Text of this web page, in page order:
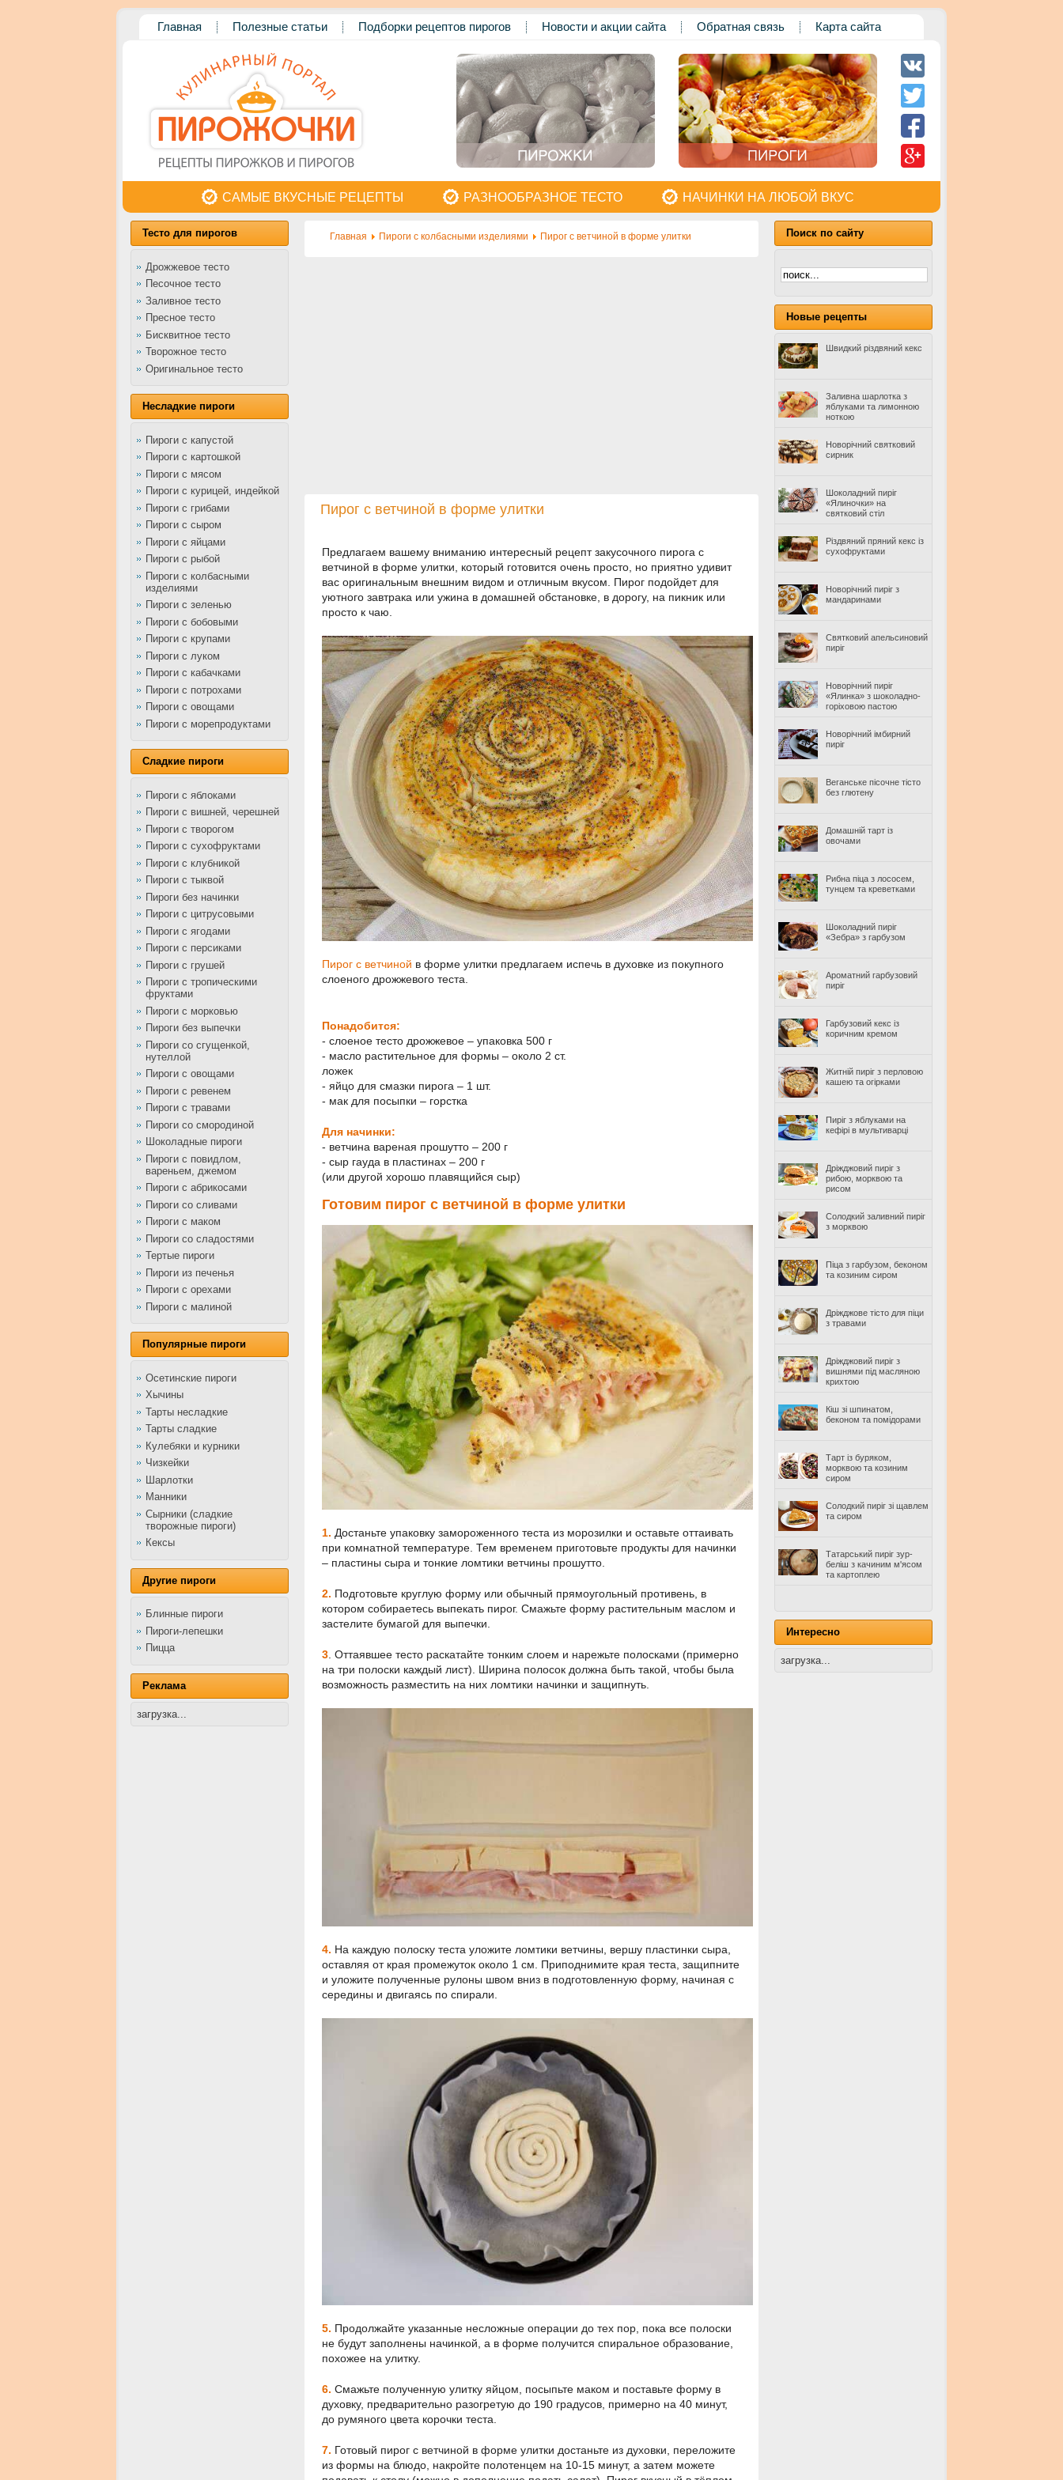
Главная Полезные статьи Подборки рецептов пирогов Новости и акции сайта Обратная связь Карта сайта
САМЫЕ ВКУСНЫЕ РЕЦЕПТЫ РАЗНООБРАЗНОЕ ТЕСТО НАЧИНКИ НА ЛЮБОЙ ВКУС
Тесто для пирогов
Дрожжевое тесто
Песочное тесто
Заливное тесто
Пресное тесто
Бисквитное тесто
Творожное тесто
Оригинальное тесто
Несладкие пироги
Пироги с капустой
Пироги с картошкой
Пироги с мясом
Пироги с курицей, индейкой
Пироги с грибами
Пироги с сыром
Пироги с яйцами
Пироги с рыбой
Пироги с колбасными
изделиями
Пироги с зеленью
Пироги с бобовыми
Пироги с крупами
Пироги с луком
Пироги с кабачками
Пироги с потрохами
Пироги с овощами
Пироги с морепродуктами
Сладкие пироги
Пироги с яблоками
Пироги с вишней, черешней
Пироги с творогом
Пироги с сухофруктами
Пироги с клубникой
Пироги с тыквой
Пироги без начинки
Пироги с цитрусовыми
Пироги с ягодами
Пироги с персиками
Пироги с грушей
Пироги с тропическими
фруктами
Пироги с морковью
Пироги без выпечки
Пироги со сгущенкой,
нутеллой
Пироги с овощами
Пироги с ревенем
Пироги с травами
Пироги со смородиной
Шоколадные пироги
Пироги с повидлом,
вареньем, джемом
Пироги с абрикосами
Пироги со сливами
Пироги с маком
Пироги со сладостями
Тертые пироги
Пироги из печенья
Пироги с орехами
Пироги с малиной
Популярные пироги
Осетинские пироги
Хычины
Тарты несладкие
Тарты сладкие
Кулебяки и курники
Чизкейки
Шарлотки
Манники
Сырники (сладкие
творожные пироги)
Кексы
Другие пироги
Блинные пироги
Пироги-лепешки
Пицца
Реклама
загрузка...
Главная Пироги с колбасными изделиями Пирог с ветчиной в форме улитки
Пирог с ветчиной в форме улитки
Предлагаем вашему вниманию интересный рецепт закусочного пирога с
ветчиной в форме улитки, который готовится очень просто, но приятно удивит
вас оригинальным внешним видом и отличным вкусом. Пирог подойдет для
уютного завтрака или ужина в домашней обстановке, в дорогу, на пикник или
просто к чаю.
Пирог с ветчиной в форме улитки предлагаем испечь в духовке из покупного
слоеного дрожжевого теста.
Понадобится:
- слоеное тесто дрожжевое – упаковка 500 г
- масло растительное для формы – около 2 ст.
ложек
- яйцо для смазки пирога – 1 шт.
- мак для посыпки – горстка
Для начинки:
- ветчина вареная прошутто – 200 г
- сыр гауда в пластинах – 200 г
(или другой хорошо плавящийся сыр)
Готовим пирог с ветчиной в форме улитки
1. Достаньте упаковку замороженного теста из морозилки и оставьте оттаивать
при комнатной температуре. Тем временем приготовьте продукты для начинки
– пластины сыра и тонкие ломтики ветчины прошутто.
2. Подготовьте круглую форму или обычный прямоугольный противень, в
котором собираетесь выпекать пирог. Смажьте форму растительным маслом и
застелите бумагой для выпечки.
3 Оттаявшее тесто раскатайте тонким слоем и нарежьте полосками (примерно
на три полоски каждый лист). Ширина полосок должна быть такой, чтобы была
возможность разместить на них ломтики начинки и защипнуть.
4. На каждую полоску теста уложите ломтики ветчины, вершу пластинки сыра,
оставляя от края промежуток около 1 см. Приподнимите края теста, защипните
и уложите полученные рулоны швом вниз в подготовленную форму, начиная с
середины и двигаясь по спирали.
5. Продолжайте указанные несложные операции до тех пор, пока все полоски
не будут заполнены начинкой, а в форме получится спиральное образование,
похожее на улитку.
6. Смажьте полученную улитку яйцом, посыпьте маком и поставьте форму в
духовку, предварительно разогретую до 190 градусов, примерно на 40 минут,
до румяного цвета корочки теста.
7. Готовый пирог с ветчиной в форме улитки достаньте из духовки, переложите
из формы на блюдо, накройте полотенцем на 10-15 минут, а затем можете
Поиск по сайту
Новые рецепты
Швидкий різдвяний кекс
Заливна шарлотка з
яблуками та лимонною
ноткою
Новорічний святковий
сирник
Шоколадний пиріг
«Ялиночки» на
святковий стіл
Різдвяний пряний кекс із
сухофруктами
Новорічний пиріг з
мандаринами
Святковий апельсиновий
пиріг
Новорічний пиріг
«Ялинка» з шоколадно-
горіховою пастою
Новорічний імбирний
пиріг
Веганське пісочне тісто
без глютену
Домашній тарт із
овочами
Рибна піца з лососем,
тунцем та креветками
Шоколадний пиріг
«Зебра» з гарбузом
Ароматний гарбузовий
пиріг
Гарбузовий кекс із
коричним кремом
Житній пиріг з перловою
кашею та огірками
Пиріг з яблуками на
кефірі в мультиварці
Дріжджовий пиріг з
рибою, морквою та
рисом
Солодкий заливний пиріг
з морквою
Піца з гарбузом, беконом
та козиним сиром
Дріжджове тісто для піци
з травами
Дріжджовий пиріг з
вишнями під масляною
крихтою
Кіш зі шпинатом,
беконом та помідорами
Тарт із буряком,
морквою та козиним
сиром
Солодкий пиріг зі щавлем
та сиром
Татарський пиріг зур-
беліш з качиним м'ясом
та картоплею
Интересно
загрузка...